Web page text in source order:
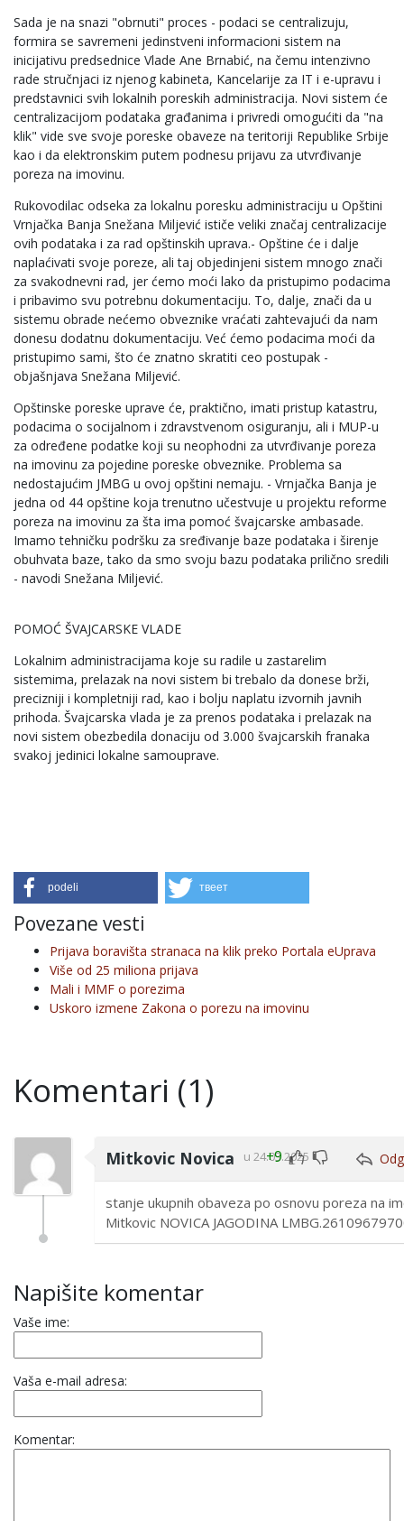
Sada je na snazi "obrnuti" proces - podaci se centralizuju,
formira se savremeni jedinstveni informacioni sistem na
inicijativu predsednice Vlade Ane Brnabić, na čemu intenzivno
rade stručnjaci iz njenog kabineta, Kancelarije za IT i e-upravu i
predstavnici svih lokalnih poreskih administracija. Novi sistem će
centralizacijom podataka građanima i privredi omogućiti da "na
klik" vide sve svoje poreske obaveze na teritoriji Republike Srbije
kao i da elektronskim putem podnesu prijavu za utvrđivanje
poreza na imovinu.
Rukovodilac odseka za lokalnu poresku administraciju u Opštini
Vrnjačka Banja Snežana Miljević ističe veliki značaj centralizacije
ovih podataka i za rad opštinskih uprava.- Opštine će i dalje
naplaćivati svoje poreze, ali taj objedinjeni sistem mnogo znači
za svakodnevni rad, jer ćemo moći lako da pristupimo podacima
i pribavimo svu potrebnu dokumentaciju. To, dalje, znači da u
sistemu obrade nećemo obveznike vraćati zahtevajući da nam
donesu dodatnu dokumentaciju. Već ćemo podacima moći da
pristupimo sami, što će znatno skratiti ceo postupak -
objašnjava Snežana Miljević.
Opštinske poreske uprave će, praktično, imati pristup katastru,
podacima o socijalnom i zdravstvenom osiguranju, ali i MUP-u
za određene podatke koji su neophodni za utvrđivanje poreza
na imovinu za pojedine poreske obveznike. Problema sa
nedostajućim JMBG u ovoj opštini nemaju. - Vrnjačka Banja je
jedna od 44 opštine koja trenutno učestvuje u projektu reforme
poreza na imovinu za šta ima pomoć švajcarske ambasade.
Imamo tehničku podršku za sređivanje baze podataka i širenje
obuhvata baze, tako da smo svoju bazu podataka prilično sredili
- navodi Snežana Miljević.
POMOĆ ŠVAJCARSKE VLADE
Lokalnim administracijama koje su radile u zastarelim
sistemima, prelazak na novi sistem bi trebalo da donese brži,
precizniji i kompletniji rad, kao i bolju naplatu izvornih javnih
prihoda. Švajcarska vlada je za prenos podataka i prelazak na
novi sistem obezbedila donaciju od 3.000 švajcarskih franaka
svakoj jedinici lokalne samouprave.
podeli твеет
Povezane vesti
Prijava boravišta stranaca na klik preko Portala eUprava
Više od 25 miliona prijava
Mali i MMF o porezima
Uskoro izmene Zakona o porezu na imovinu
Komentari (1)
Mitkovic Novica u 24.03.2025
+9
stanje ukupnih obaveza po osnovu poreza na
Mitkovic NOVICA JAGODINA
Napišite komentar
Vaše ime:
Vaša e-mail adresa:
Komentar: